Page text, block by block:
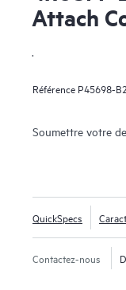
Attach
.
Référence P45698-
Soumettre votre
QuickSpecs
Contactez-nous